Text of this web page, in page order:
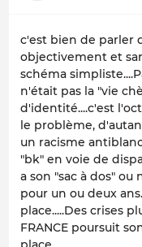
c'est bien de parler
objectivement et
schéma
n'était pas la "vie
d'identité....c'est
le problème,
un racisme
"bk" en voie de
a son "sac à dos"
pour un ou deux
place.....Des crises
FRANCE poursuit